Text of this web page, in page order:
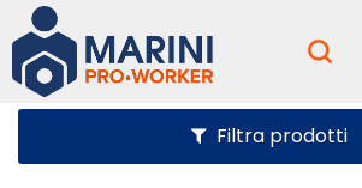
Filtra prodotti